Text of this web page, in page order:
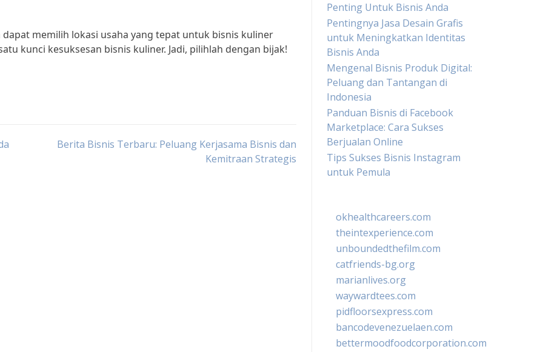
memilih lokasi usaha yang tepat untuk bisnis kuliner
kunci kesuksesan bisnis kuliner. Jadi, pilihlah dengan bijak!
Berita Bisnis Terbaru: Peluang Kerjasama Bisnis dan
Kemitraan Strategis
Penting Untuk Bisnis Anda
Pentingnya Jasa Desain Grafis
untuk Meningkatkan Identitas
Bisnis Anda
Mengenal Bisnis Produk Digital:
Peluang dan Tantangan di
Indonesia
Panduan Bisnis di Facebook
Marketplace: Cara Sukses
Berjualan Online
Tips Sukses Bisnis Instagram
untuk Pemula
okhealthcareers.com
theintexperience.com
unboundedthefilm.com
catfriends-bg.org
marianlives.org
waywardtees.com
pidfloorsexpress.com
bancodevenezuelaen.com
bettermoodfoodcorporation.com